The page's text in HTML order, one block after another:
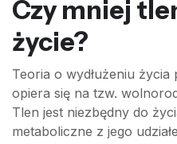
Czy mniej
życie?
Teoria o wydłużeniu
opiera się na tzw.
Tlen jest niezbędny do
metaboliczne z jego